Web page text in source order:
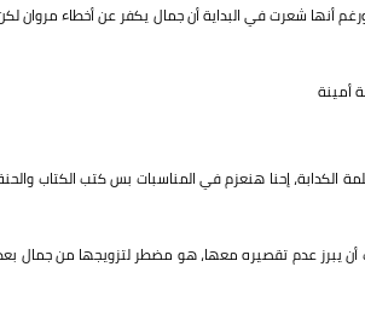
أنها شعرت في البداية أن جمال يكفر عن أخطاء مروان
أمينة
الكدابة، إحنا هنعزم في المناسبات بس كتب الكتاب
يبرز عدم تقصيره معها، هو مضطر لتزويجها من جمال